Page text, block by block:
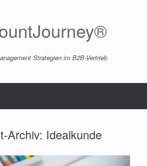
Strategien im B2B-Vertrieb
Archiv: Idealkunde